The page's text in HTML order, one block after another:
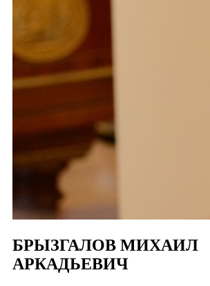
БРЫЗГАЛОВ МИХАИЛ
АРКАДЬЕВИЧ